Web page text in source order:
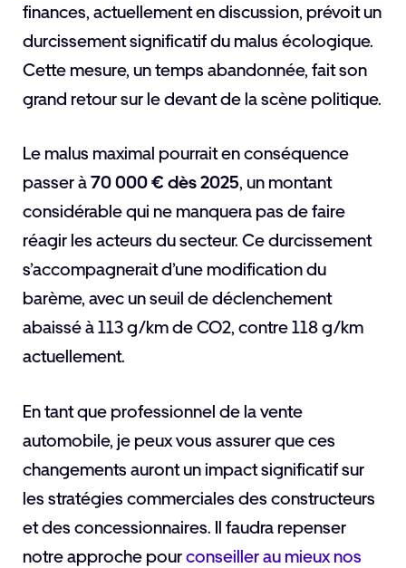
finances, actuellement en discussion, prévoit un
durcissement significatif du malus écologique.
Cette mesure, un temps abandonnée, fait son
grand retour sur le devant de la scène politique.
Le malus maximal pourrait en conséquence
passer à70 000 € dès 2025, un montant
considérable qui ne manquera pas de faire
réagir les acteurs du secteur. Ce durcissement
s’accompagnerait d’une modification du
barème, avec un seuil de déclenchement
abaissé à 113 g/km de CO2, contre 118 g/km
actuellement.
En tant que professionnel de la vente
automobile, je peux vous assurer que ces
changements auront un impact significatif sur
les stratégies commerciales des constructeurs
et des concessionnaires. Il faudra repenser
notre approche pourconseiller au mieux nos